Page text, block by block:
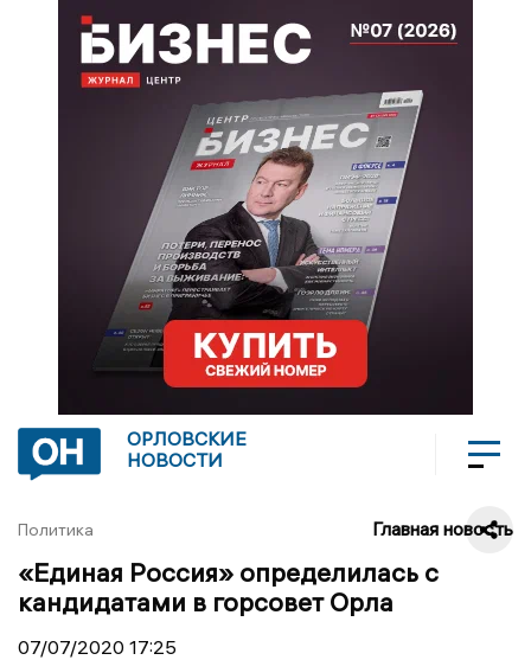
ОРЛОВСКИЕ
НОВОСТИ
Политика Главная новость
«Единая Россия» определилась с
кандидатами в горсовет Орла
07/07/2020 17:25